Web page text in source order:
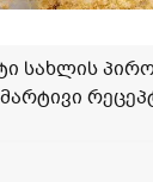
სახლის
მარტივი